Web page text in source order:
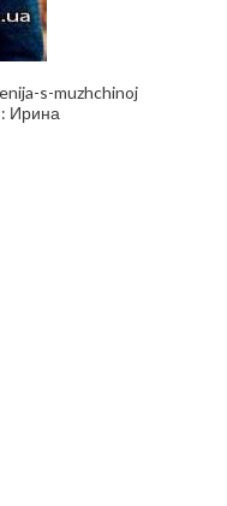
s-muzhchinoj
Ирина